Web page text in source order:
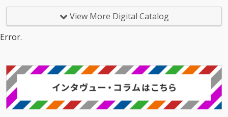
上をハシシ、NIHA-Cの
フロウが駆け巡る新機
かつセンチメンタル、
い実に独特なナンバー
に仕上がっており、昨
年9月リリース の復活
上をハシシ、NIHA-Cの
フロウが駆け巡る新機
かつセンチメンタル、
い実に独特なナンバー
に仕上がっており、昨
年9月リリース の復活
View More Digital Catalog
Error.